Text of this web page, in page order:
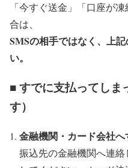
「今すぐ送金」「口座が
合は、
SMSの相手ではなく、上
い。
■ すでに支払ってしま
す）
金融機関・カード会社
振込先の金融機関へ連